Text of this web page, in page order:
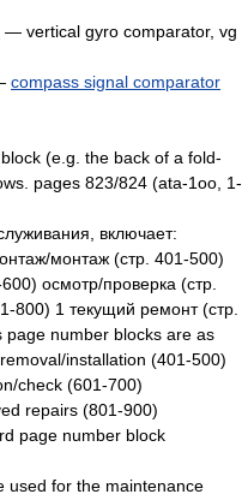
— vertical gyro comparator, vg
compass signal comparator
(e.g. the back of a fold-
pages 823/824 (ata-1oo, 1-
включает:
монтаж (стр. 401-500)
осмотр/проверка (стр.
800) 1 текущий ремонт (стр.
number blocks are as
installation (401-500)
check (601-700)
repairs (801-900)
page number block
used for the maintenance